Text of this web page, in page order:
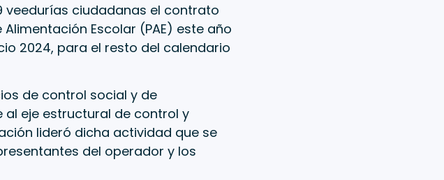
veedurías ciudadanas el contrato
Escolar (PAE) este año
2024, para el resto del calendario
de control social y de
eje estructural de control y
lideró dicha actividad que se
del operador y los